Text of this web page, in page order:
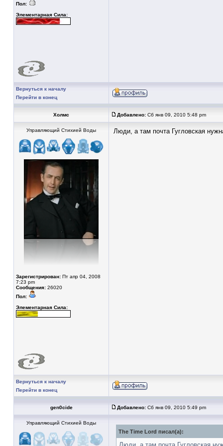
Пол:
Элементарная Сила:
Вернуться к началу
Перейти в конец
Холмс Добавлено: Сб янв 09, 2010 5:48 pm
Управляющий Стихией Воды
Зарегистрирован: Пт апр 04, 2008
7:23 pm
Сообщения: 26020
Пол:
Элементарная Сила:
Люди, а там почта Гугловская
Вернуться к началу
Перейти в конец
gen0cide Добавлено: Сб янв 09, 2010 5:49 pm
Управляющий Стихией Воды
The Time Lord писал(а):